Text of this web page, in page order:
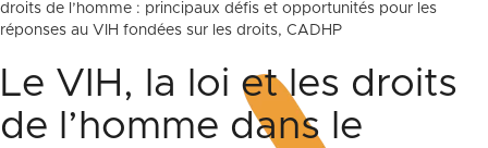
droits de l’homme : principaux défis et opportunités pour les
réponses au VIH fondées sur les droits, CADHP
Le VIH, la loi et les droits
de l’homme dans le